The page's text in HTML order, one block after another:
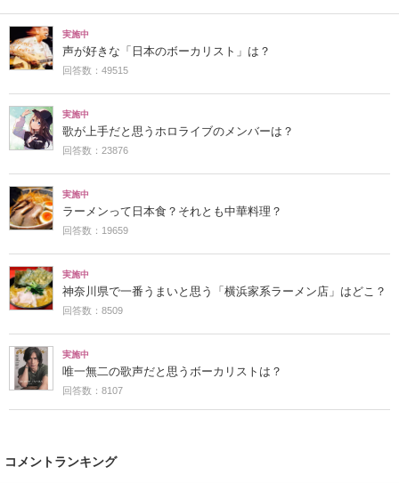
実施中
声が好きな「日本のボーカリスト」は？
回答数：49515
実施中
歌が上手だと思うホロライブのメンバーは？
回答数：23876
実施中
ラーメンって日本食？それとも中華料理？
回答数：19659
実施中
神奈川県で一番うまいと思う「横浜家系ラーメン店」はどこ？
回答数：8509
実施中
唯一無二の歌声だと思うボーカリストは？
回答数：8107
コメントランキング